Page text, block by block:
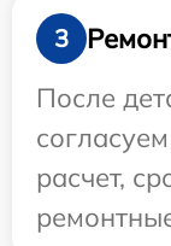
3
После
расчет,